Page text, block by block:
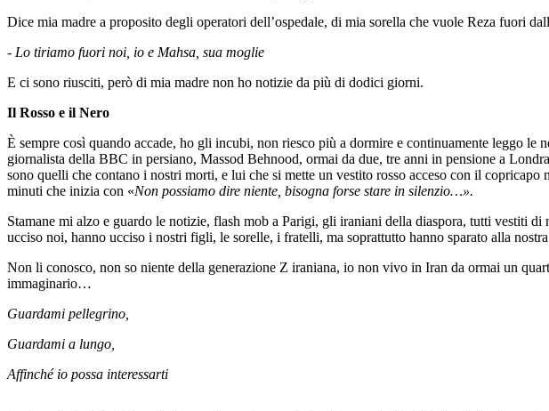
Dice mia madre a proposito degli operatori dell’ospedale, di mia sorella che vuole Reza fuori
- Lo tiriamo fuori noi, io e Mahsa, sua moglie
E ci sono riusciti, però di mia madre non ho notizie da più di dodici giorni.
Il Rosso e il Nero
È sempre così quando accade, ho gli incubi, non riesco più a dormire e continuamente leggo
giornalista della BBC in persiano, Massod Behnood, ormai da due, tre anni in pensione a
sono quelli che contano i nostri morti, e lui che si mette un vestito rosso acceso con il
minuti che inizia con «Non possiamo dire niente, bisogna forse stare in silenzio…».
Stamane mi alzo e guardo le notizie, flash mob a Parigi, gli iraniani della diaspora, tutti vestiti
ucciso noi, hanno ucciso i nostri figli, le sorelle, i fratelli, ma soprattutto hanno sparato alla
Non li conosco, non so niente della generazione Z iraniana, io non vivo in Iran da ormai un
immaginario…
Guardami pellegrino,
Guardami a lungo,
Affinché io possa interessarti